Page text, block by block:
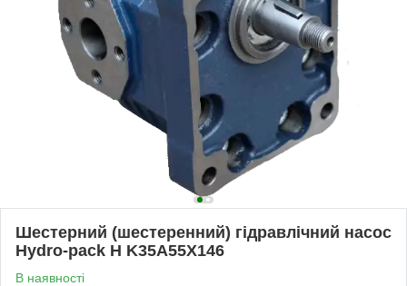
Шестерний (шестеренний) гідравлічний насос
Hydro-pack H K35A55X146
В наявності